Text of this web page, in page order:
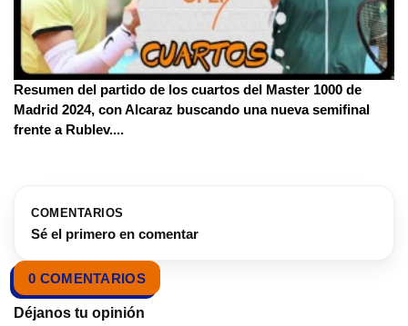
Resumen del partido de los cuartos del Master 1000 de
Madrid 2024, con Alcaraz buscando una nueva semifinal
frente a Rublev....
COMENTARIOS
Sé el primero en comentar
0 COMENTARIOS